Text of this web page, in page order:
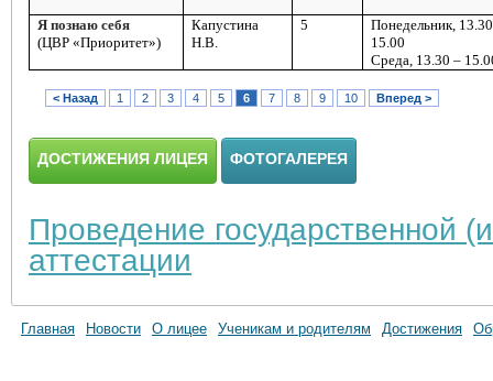
Я познаю себя
(ЦВР «Приоритет»)
Капустина
Н.В.
5
Понедельник,
15.00
Среда, 13.30 –
< Назад 1 2 3 4 5 6 7 8 9 10 Вперед >
ДОСТИЖЕНИЯ ЛИЦЕЯ ФОТОГАЛЕРЕЯ
Проведение государственной
аттестации
Главная Новости О лицее Ученикам и родителям Достижения